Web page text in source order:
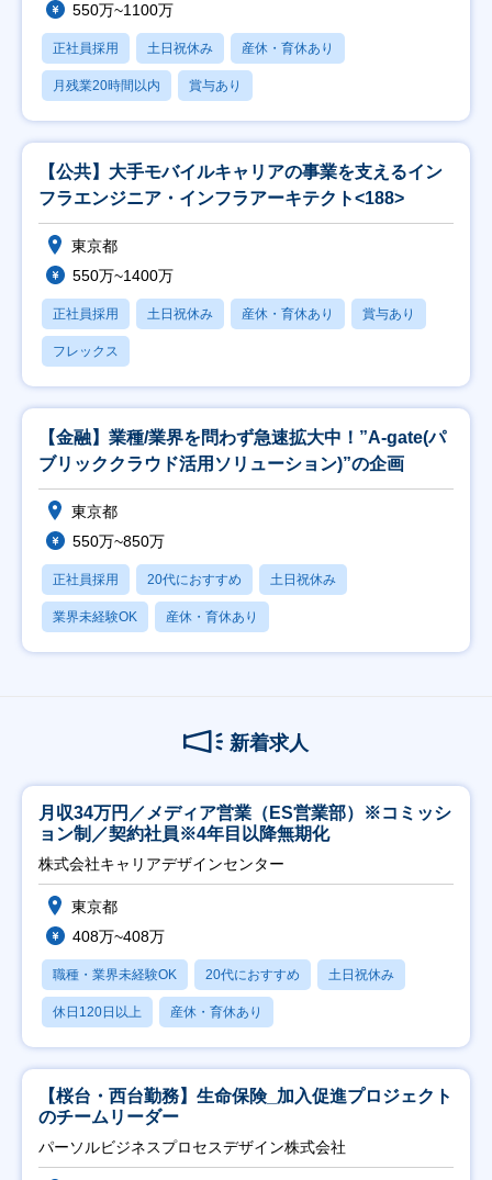
550万~1100万
正社員採用 土日祝休み 産休・育休あり
月残業20時間以内 賞与あり
【公共】大手モバイルキャリアの事業を支えるイン
フラエンジニア・インフラアーキテクト<188>
東京都
550万~1400万
正社員採用 土日祝休み 産休・育休あり 賞与あり
フレックス
【金融】業種/業界を問わず急速拡大中！”A-gate(パ
ブリッククラウド活用ソリューション)”の企画
東京都
550万~850万
正社員採用 20代におすすめ 土日祝休み
業界未経験OK 産休・育休あり
新着求人
月収34万円／メディア営業（ES営業部）※コミッシ
ョン制／契約社員※4年目以降無期化
株式会社キャリアデザインセンター
東京都
408万~408万
職種・業界未経験OK 20代におすすめ 土日祝休み
休日120日以上 産休・育休あり
【桜台・西台勤務】生命保険_加入促進プロジェクト
のチームリーダー
パーソルビジネスプロセスデザイン株式会社